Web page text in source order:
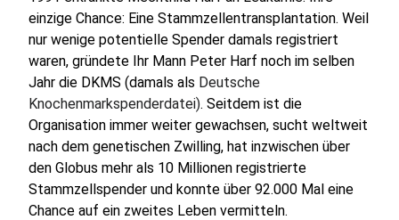
einzige Chance: Eine Stammzellentransplantation. Weil
nur wenige potentielle Spender damals registriert
waren, gründete Ihr Mann Peter Harf noch im selben
Jahr die DKMS (damals als Deutsche
Knochenmarkspenderdatei). Seitdem ist die
Organisation immer weiter gewachsen, sucht weltweit
nach dem genetischen Zwilling, hat inzwischen über
den Globus mehr als 10 Millionen registrierte
Stammzellspender und konnte über 92.000 Mal eine
Chance auf ein zweites Leben vermitteln.